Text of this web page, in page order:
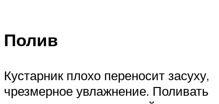
Полив
Кустарник плохо переносит засуху,
чрезмерное увлажнение. Поливать